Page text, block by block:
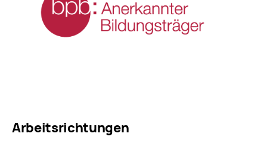
Arbeitsrichtungen